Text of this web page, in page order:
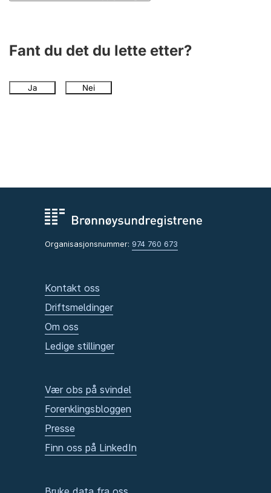
Fant du det du lette etter?
Ja Nei
Organisasjonsnummer: 974 760 673
Kontakt oss
Driftsmeldinger
Om oss
Ledige stillinger
Vær obs på svindel
Forenklingsbloggen
Presse
Finn oss på LinkedIn